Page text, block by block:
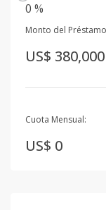
0 %
Monto del
US$ 380,000
Cuota Mensual:
US$ 0